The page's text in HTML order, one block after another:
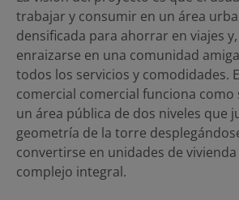
trabajar y consumir en un área
densificada para ahorrar en viajes
enraizarse en una comunidad
todos los servicios y comodidades.
comercial comercial funciona como
un área pública de dos niveles que
geometría de la torre
convertirse en unidades de
complejo integral.